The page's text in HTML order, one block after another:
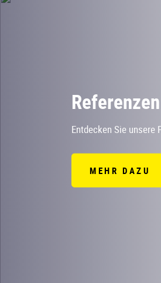
Referenzen
Entdecken Sie unsere
MEHR DAZU